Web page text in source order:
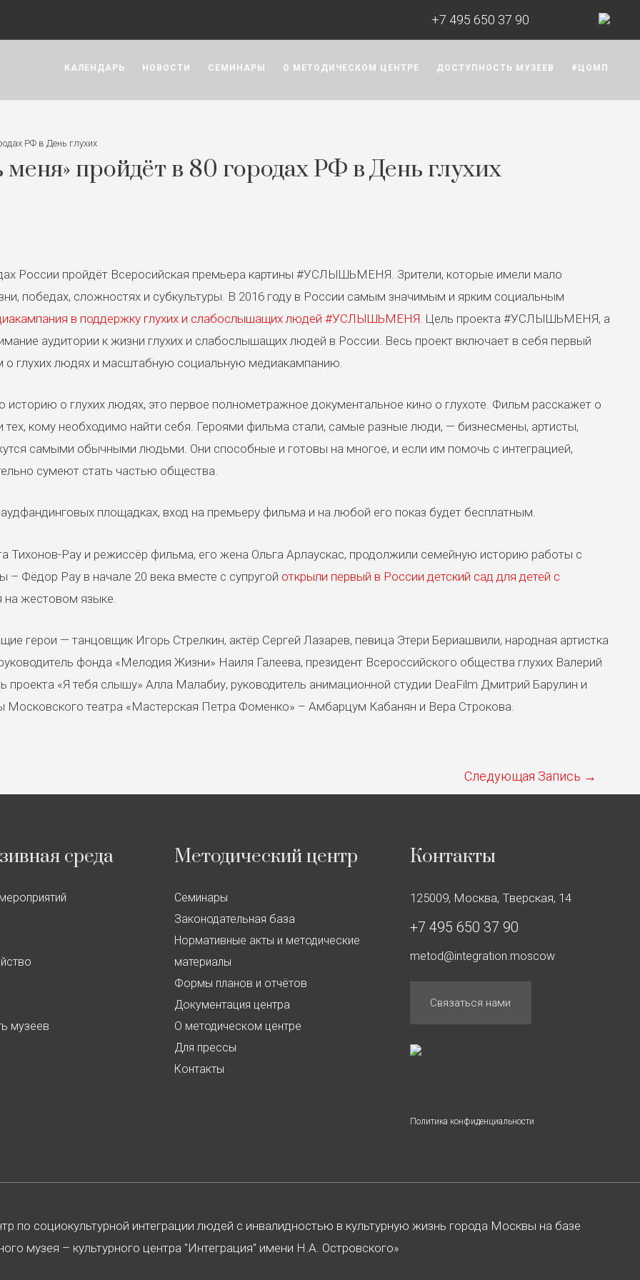
+7 495 650 37 90
КАЛЕНДАРЬ НОВОСТИ СЕМИНАРЫ О МЕТОДИЧЕСКОМ ЦЕНТРЕ ДОСТУПНОСТЬ МУЗЕЕВ #ЦОМП
РФ в День глухих
пройдёт в 80 городах РФ в День глухих
России пройдёт Всеросийская премьера картины #УСЛЫШЬМЕНЯ. Зрители, которые имели мало
победах, сложностях и субкультуры. В 2016 году в России самым значимым и ярким социальным
в поддержку глухих и слабослышащих людей #УСЛЫШЬМЕНЯ. Цель проекта #УСЛЫШЬМЕНЯ, а
аудитории к жизни глухих и слабослышащих людей в России. Весь проект включает в себя первый
глухих людях и масштабную социальную медиакампанию.
о глухих людях, это первое полнометражное документальное кино о глухоте. Фильм расскажет о
тех, кому необходимо найти себя. Героями фильма стали, самые разные люди, — бизнесмены, артисты,
самыми обычными людьми. Они способные и готовы на многое, и если им помочь с интеграцией,
сумеют стать частью общества.
площадках, вход на премьеру фильма и на любой его показ будет бесплатным.
Тихонов-Рау и режиссёр фильма, его жена Ольга Арлаускас, продолжили семейную историю работы с
Фёдор Рау в начале 20 века вместе с супругой открыли первый в России детский сад для детей с
на жестовом языке.
— танцовщик Игорь Стрелкин, актёр Сергей Лазарев, певица Этери Бериашвили, народная артистка
фонда «Мелодия Жизни» Наиля Галеева, президент Всероссийского общества глухих Валерий
проекта «Я тебя слышу» Алла Малабиу, руководитель анимационной студии DeaFilm Дмитрий Барулин и
Московского театра «Мастерская Петра Фоменко» – Амбарцум Кабанян и Вера Строкова.
Следующая Запись →
среда
музеев
Методический центр
Семинары
Законодательная база
Нормативные акты и методические
материалы
Формы планов и отчётов
Документация центра
О методическом центре
Для прессы
Контакты
Контакты
125009, Москва, Тверская, 14
+7 495 650 37 90
metod@integration.moscow
Связаться нами
Политика конфиденциальности
по социокультурной интеграции людей с инвалидностью в культурную жизнь города Москвы на базе
музея – культурного центра "Интеграция" имени Н.А. Островского»